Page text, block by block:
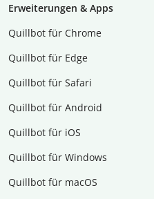
Erweiterungen & Apps
Quillbot für Chrome
Quillbot für Edge
Quillbot für Safari
Quillbot für Android
Quillbot für iOS
Quillbot für Windows
Quillbot für macOS